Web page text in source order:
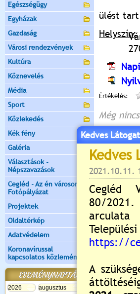
Egészségügy
Egyházak
Gazdaság
Városi rendezvények
Kultúra
Köznevelés
Média
Sport
Közlekedés
Kék fény
Galéria
Választások -
Népszavazások
Cegléd - Az én városom -
Fotópályázat
Projektek
Oldaltérkép
Adatvédelem
Koronavírussal
kapcsolatos közlemények
ESEMÉNYNAPTÁR
ülést
Helyszín:
Értékelés:
Még
Új
Kedves